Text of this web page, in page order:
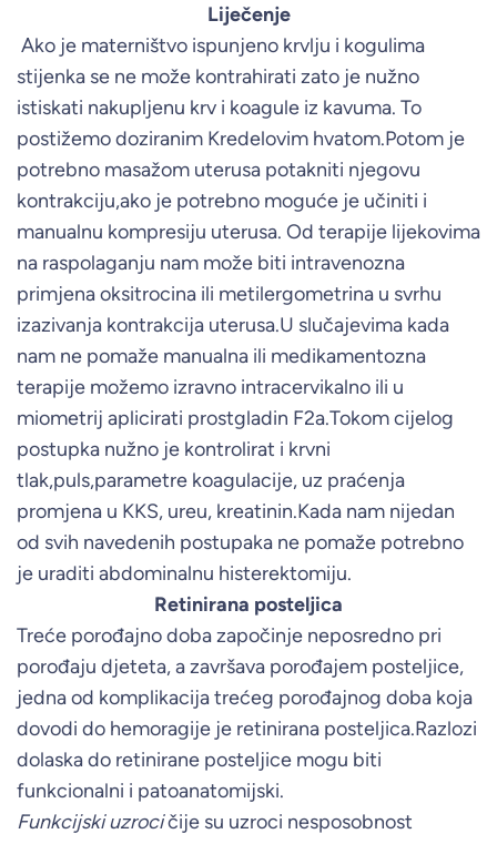
Liječenje
Ako je materništvo ispunjeno krvlju i kogulima
stijenka se ne može kontrahirati zato je nužno
istiskati nakupljenu krv i koagule iz kavuma. To
postižemo doziranim Kredelovim hvatom.Potom je
potrebno masažom uterusa potakniti njegovu
kontrakciju,ako je potrebno moguće je učiniti i
manualnu kompresiju uterusa. Od terapije lijekovima
na raspolaganju nam može biti intravenozna
primjena oksitrocina ili metilergometrina u svrhu
izazivanja kontrakcija uterusa.U slučajevima kada
nam ne pomaže manualna ili medikamentozna
terapije možemo izravno intracervikalno ili u
miometrij aplicirati prostgladin F2a.Tokom cijelog
postupka nužno je kontrolirat i krvni
tlak,puls,parametre koagulacije, uz praćenja
promjena u KKS, ureu, kreatinin.Kada nam nijedan
od svih navedenih postupaka ne pomaže potrebno
je uraditi abdominalnu histerektomiju.
Retinirana posteljica
Treće porođajno doba započinje neposredno pri
porođaju djeteta, a završava porođajem posteljice,
jedna od komplikacija trećeg porođajnog doba koja
dovodi do hemoragije je retinirana posteljica.Razlozi
dolaska do retinirane posteljice mogu biti
funkcionalni i patoanatomijski.
Funkcijski uzrocičije su uzroci nesposobnost